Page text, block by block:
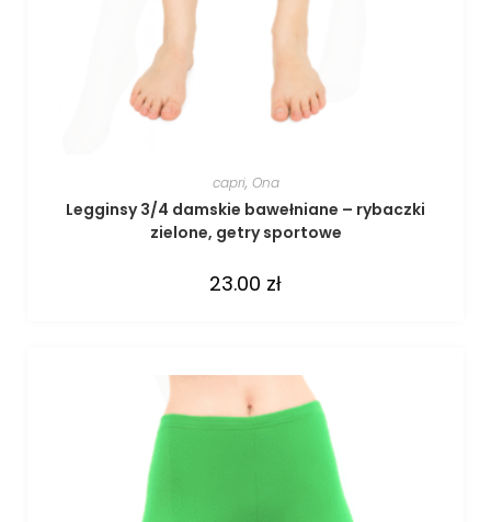
capri, Ona
Legginsy 3/4 damskie bawełniane – rybaczki
zielone, getry sportowe
23.00 zł